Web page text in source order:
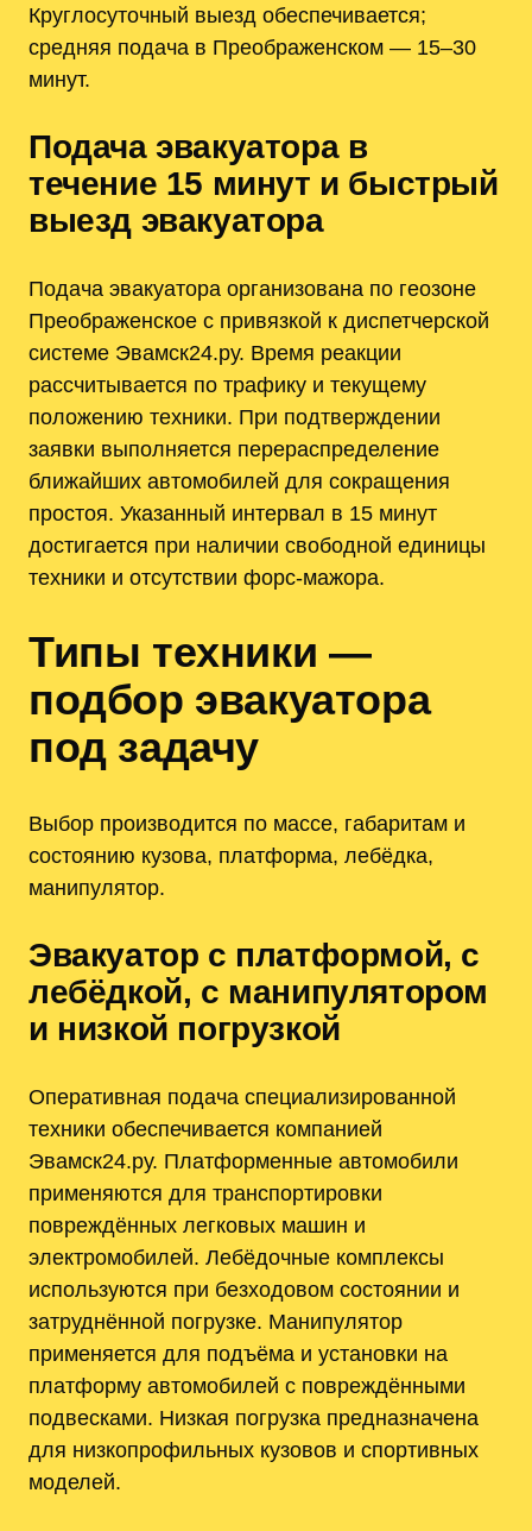
Круглосуточный выезд обеспечивается;
средняя подача в Преображенском — 15–30
минут.
Подача эвакуатора в
течение 15 минут и быстрый
выезд эвакуатора
Подача эвакуатора организована по геозоне
Преображенское с привязкой к диспетчерской
системе Эвамск24.ру. Время реакции
рассчитывается по трафику и текущему
положению техники. При подтверждении
заявки выполняется перераспределение
ближайших автомобилей для сокращения
простоя. Указанный интервал в 15 минут
достигается при наличии свободной единицы
техники и отсутствии форс-мажора.
Типы техники —
подбор эвакуатора
под задачу
Выбор производится по массе, габаритам и
состоянию кузова, платформа, лебёдка,
манипулятор.
Эвакуатор с платформой, с
лебёдкой, с манипулятором
и низкой погрузкой
Оперативная подача специализированной
техники обеспечивается компанией
Эвамск24.ру. Платформенные автомобили
применяются для транспортировки
повреждённых легковых машин и
электромобилей. Лебёдочные комплексы
используются при безходовом состоянии и
затруднённой погрузке. Манипулятор
применяется для подъёма и установки на
платформу автомобилей с повреждёнными
подвесками. Низкая погрузка предназначена
для низкопрофильных кузовов и спортивных
моделей.